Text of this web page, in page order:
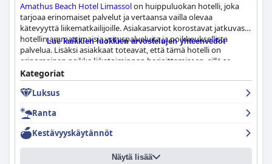
Amathus Beach Hotel Limassolon huippuluokan hotelli, joka
tarjoaa erinomaiset palvelut ja vertaansa vailla olevaa
kätevyyttä liikematkailijoille. Asiakasarviot korostavat jatkuvasti
hotellin ammattimaisia yrityspalveluita ja poikkeuksellista
palvelua. Lisäksi asiakkaat toteavat, että tämä hotelli on
erinomainen paikka liiketoiminnan harjoittamiseen, sillä se
tarjoaa kaikki tehokkaaseen työskentelyyn tarvittavat
mukavuudet ja palvelut. Kaiken kaikkiaan, jos olet liikematkailija
ja etsit mukavaa, kätevää ja loistavaa hotellikokemusta,
arvoinen kohde.
Lue kaikkien luokkien arvostelujen yhteenvedot
Kategoriat
Luksus
Ranta
Kestävyyskäytännöt
Näytä lisää